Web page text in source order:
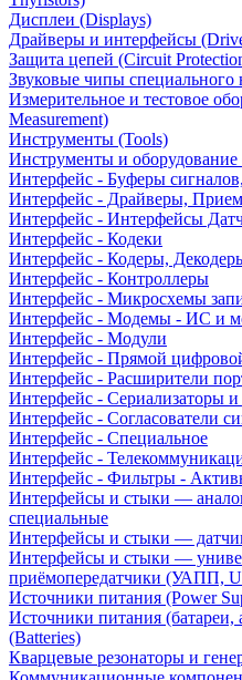
Дисплеи (Displays)
Драйверы и интерфейсы
Защита цепей (Circuit
Звуковые чипы специального
Измерительное и тестовое
Measurement)
Инструменты (Tools)
Инструменты и оборудование
Интерфейс - Буферы
Интерфейс - Драйверы,
Интерфейс - Интерфейсы
Интерфейс - Кодеки
Интерфейс - Кодеры,
Интерфейс - Контроллеры
Интерфейс - Микросхемы
Интерфейс - Модемы - ИС и
Интерфейс - Модули
Интерфейс - Прямой
Интерфейс - Расширители
Интерфейс - Сериализаторы и
Интерфейс - Согласователи
Интерфейс - Специальное
Интерфейс -
Интерфейс - Фильтры -
Интерфейсы и стыки —
специальные
Интерфейсы и стыки —
Интерфейсы и стыки —
приёмопередатчики (УАПП,
Источники питания (Power
Источники питания (батареи,
(Batteries)
Кварцевые резонаторы и